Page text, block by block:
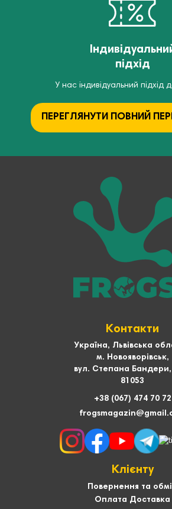
підхід
У нас індивідуальний підхід
ПЕРЕГЛЯНУТИ ПОВНИЙ
Контакти
Україна, Львівська
м. Новояворівськ,
вул. Степана Бандери,
81053
+38 (067) 474 70 72
Клієнту
Повернення та
Оплата Доставка